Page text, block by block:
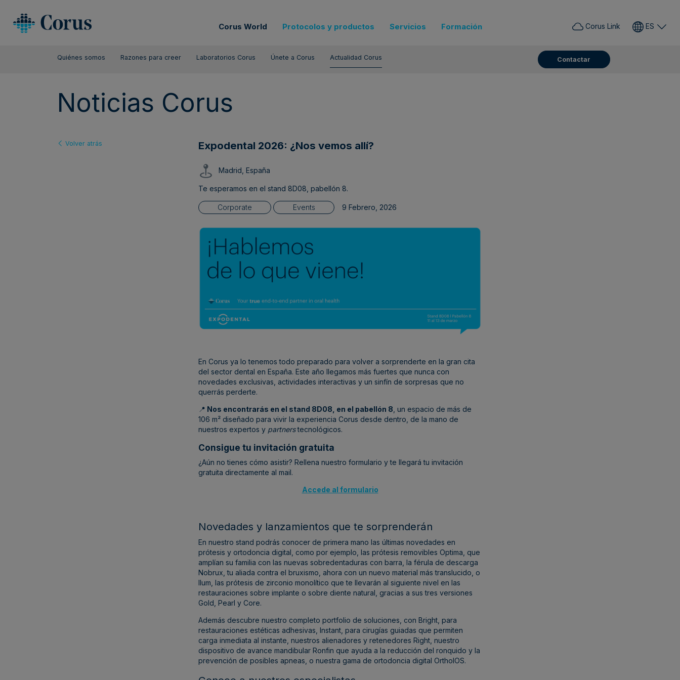
Corus World Protocolos y productos Servicios Formación Corus Link ES
Quiénes somos Razones para creer Laboratorios Corus Únete a Corus Actualidad Corus Contactar
Noticias Corus
Volver atrás Expodental 2026: ¿Nos vemos allí?
Madrid, España
Te esperamos en el stand 8D08, pabellón 8.
Corporate Events 9 Febrero, 2026
En Corus ya lo tenemos todo preparado para volver a sorprenderte en la gran cita
del sector dental en España. Este año llegamos más fuertes que nunca con
novedades exclusivas, actividades interactivas y un sinfín de sorpresas que no
querrás perderte.
📍 Nos encontrarás en el stand 8D08, en el pabellón 8 , un espacio de más de
106 m² diseñado para vivir la experiencia Corus desde dentro, de la mano de
nuestros expertos y partnerstecnológicos.
Consigue tu invitación gratuita
¿Aún no tienes cómo asistir? Rellena nuestro formulario y te llegará tu invitación
gratuita directamente al mail.
Accede al formulario
Novedades y lanzamientos que te sorprenderán
En nuestro stand podrás conocer de primera mano las últimas novedades en
prótesis y ortodoncia digital, como por ejemplo, las prótesis removibles Optima, que
amplían su familia con las nuevas sobredentaduras con barra, la férula de descarga
Nobrux, tu aliada contra el bruxismo, ahora con un nuevo material más translucido, o
Ilum, las prótesis de zirconio monolítico que te llevarán al siguiente nivel en las
restauraciones sobre implante o sobre diente natural, gracias a sus tres versiones
Gold, Pearl y Core.
Además descubre nuestro completo portfolio de soluciones, con Bright, para
restauraciones estéticas adhesivas, Instant, para cirugías guiadas que permiten
carga inmediata al instante, nuestros alienadores y retenedores Right, nuestro
dispositivo de avance mandibular Ronfin que ayuda a la reducción del ronquido y la
prevención de posibles apneas, o nuestra gama de ortodoncia digital OrthoIOS.